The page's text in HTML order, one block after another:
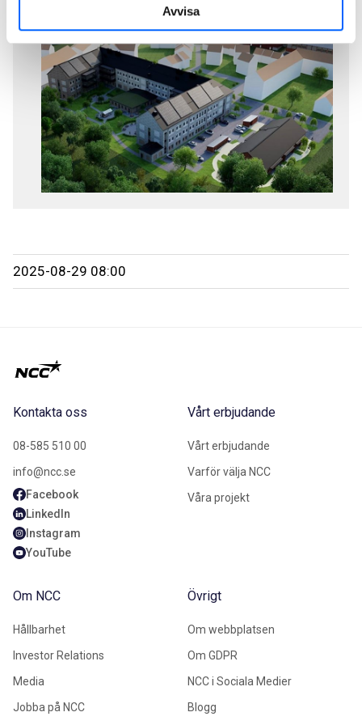
Avvisa
2025-08-29 08:00
Kontakta oss
08-585 510 00
info@ncc.se
Facebook
LinkedIn
Instagram
YouTube
Vårt erbjudande
Vårt erbjudande
Varför välja NCC
Våra projekt
Om NCC
Hållbarhet
Investor Relations
Media
Jobba på NCC
Övrigt
Om webbplatsen
Om GDPR
NCC i Sociala Medier
Blogg